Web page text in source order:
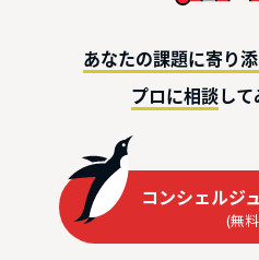
あなたの課題に寄り
プロに相談し
コンシェルジ
(無